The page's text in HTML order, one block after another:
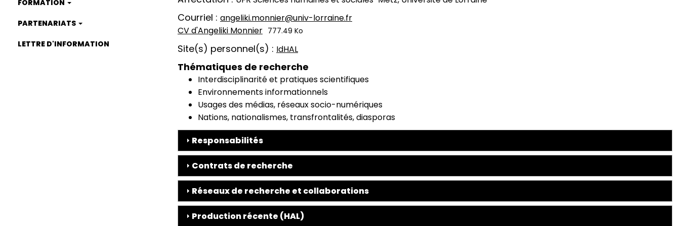
FORMATION
PARTENARIATS
LETTRE D'INFORMATION
Courriel angeliki.monnier@univ-lorraine.fr
CV
CV d'Angeliki Monnier 777.49 Ko
Site(s) personnel(s) IdHAL
Thématiques de recherche
Interdisciplinarité et pratiques scientifiques
Environnements informationnels
Usages des médias, réseaux socio-numériques
Nations, nationalismes, transfrontalités, diasporas
Responsabilités
Contrats de recherche
Réseaux de recherche et collaborations
Production récente (HAL)